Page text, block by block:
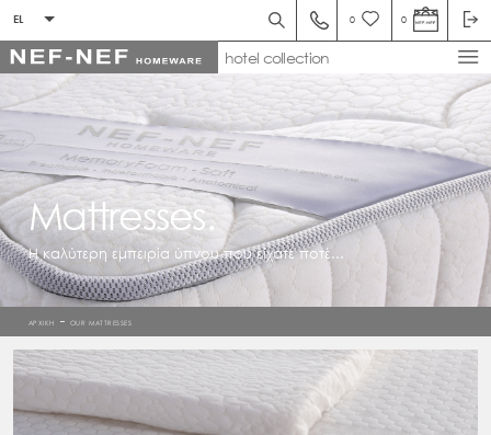
EL 0 0
hotel collection
Mattresses.
Η καλύτερη εμπειρία ύπνου που είχατε ποτέ...
ΑΡΧΙΚΗ Our Mattresses